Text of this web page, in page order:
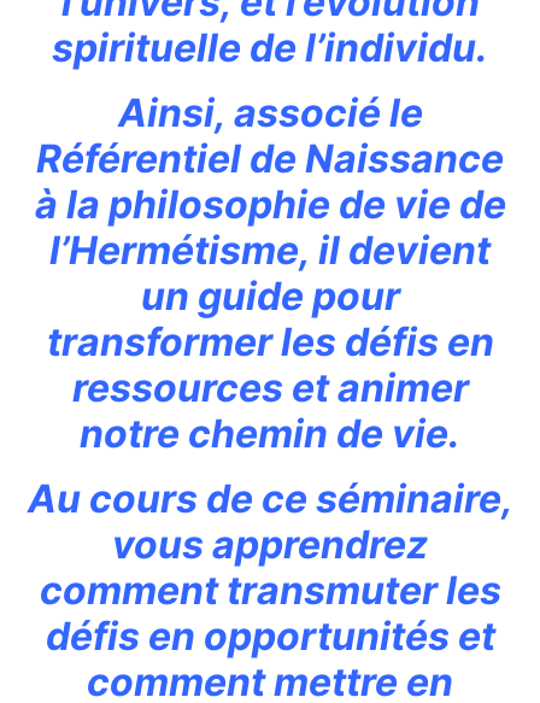
spirituelle de l’individu.
Ainsi, associé le
Référentiel de Naissance
à la philosophie de vie de
l’Hermétisme, il devient
un guide pour
transformer les défis en
ressources et animer
notre chemin de vie.
Au cours de ce séminaire,
vous apprendrez
comment transmuter les
défis en opportunités et
comment mettre en